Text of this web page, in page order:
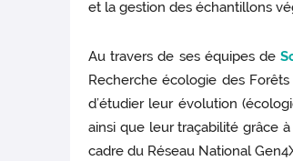
et la gestion des échantillons
Au travers de ses équipes de
Recherche écologie des
d’étudier leur évolution
ainsi que leur traçabilité grâce
cadre du Réseau National